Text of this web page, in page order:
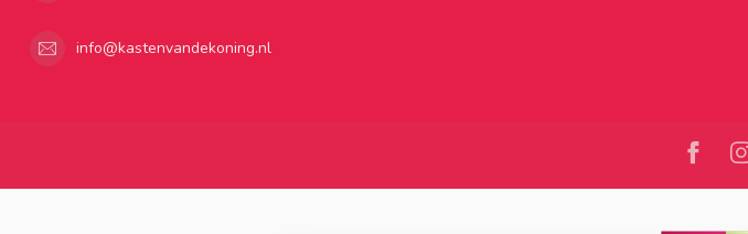
info@kastenvandekoning.nl